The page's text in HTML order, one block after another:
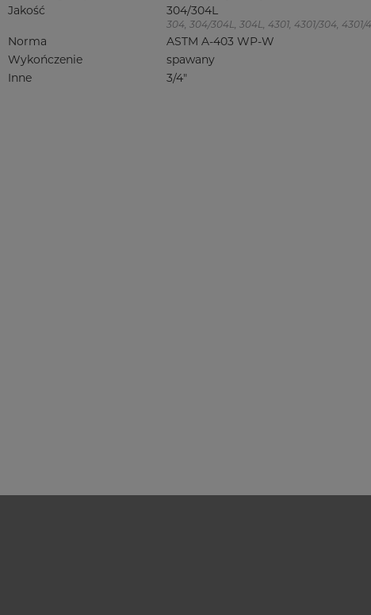
Jakość
304/304L
304, 304/304L, 304L, 4301, 4301/304, 4301/
Norma
ASTM A-403 WP-W
Wykończenie
spawany
Inne
3/4"